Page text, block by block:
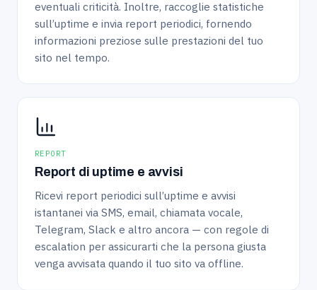
eventuali criticità. Inoltre, raccoglie statistiche
sull’uptime e invia report periodici, fornendo
informazioni preziose sulle prestazioni del tuo
sito nel tempo.
REPORT
Report di uptime e avvisi
Ricevi report periodici sull’uptime e avvisi
istantanei via SMS, email, chiamata vocale,
Telegram, Slack e altro ancora — con regole di
escalation per assicurarti che la persona giusta
venga avvisata quando il tuo sito va offline.